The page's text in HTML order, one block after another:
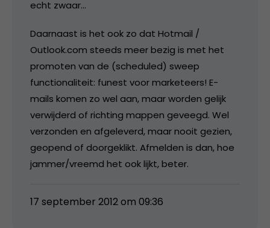
echt zwaar…
Daarnaast is het ook zo dat Hotmail /
Outlook.com steeds meer bezig is met het
promoten van de (scheduled) sweep
functionaliteit: funest voor marketeers! E-
mails komen zo wel aan, maar worden gelijk
verwijderd of richting mappen geveegd. Wel
verzonden en afgeleverd, maar nooit gezien,
geopend of doorgeklikt. Afmelden is dan, hoe
jammer/vreemd het ook lijkt, beter.
17 september 2012 om 09:36